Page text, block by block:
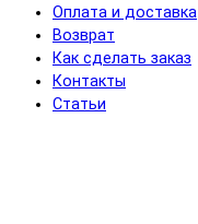
Оплата и доставка
Возврат
Как сделать заказ
Контакты
Статьи